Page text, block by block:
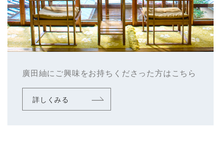
廣田紬にご興味をお持ちくださった方はこちら
詳しくみる